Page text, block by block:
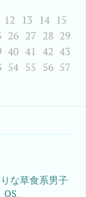
12 13 14 15
26 27 28 29
40 41 42 43
54 55 56 57
な草食系男子
、